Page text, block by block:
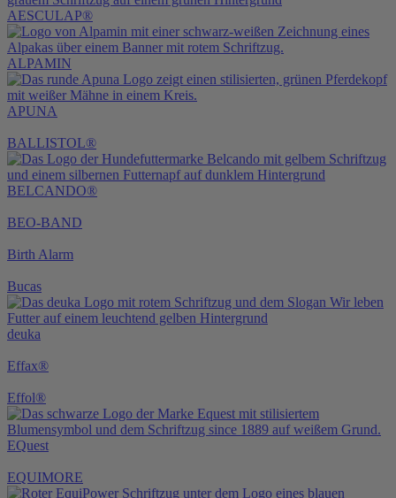
AESCULAP®
ALPAMIN
APUNA
BALLISTOL®
BELCANDO®
BEO-BAND
Birth Alarm
Bucas
deuka
Effax®
Effol®
EQuest
EQUIMORE